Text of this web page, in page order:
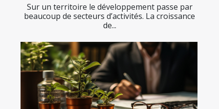
Sur un territoire le développement passe par
beaucoup de secteurs d’activités. La croissance
de...